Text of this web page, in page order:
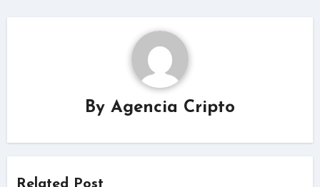
By Agencia Cripto
Related Post